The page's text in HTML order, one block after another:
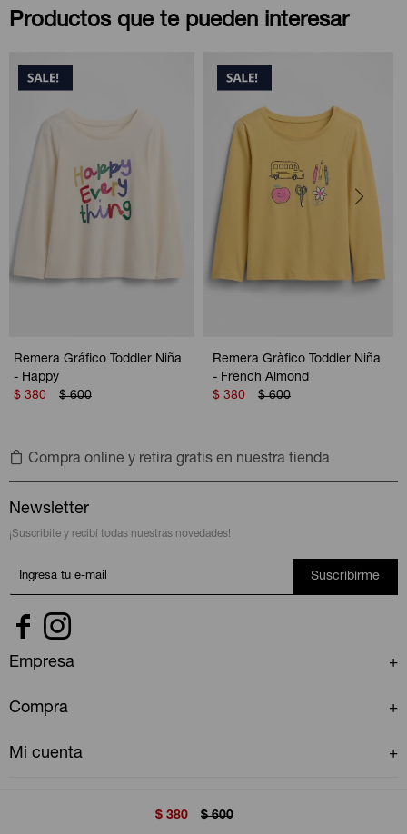
$ 380 $ 600
Productos que te pueden interesar
Remera Gráfico Toddler Niña
- Happy
$ 380 $ 600
Remera Gràfico Toddler Niña
- French Almond
$ 380 $ 600
Compra online y retira gratis en nuestra tienda
Newsletter
¡Suscribite y recibí todas nuestras novedades!
Suscribirme
 
Empresa
Compra
Mi cuenta